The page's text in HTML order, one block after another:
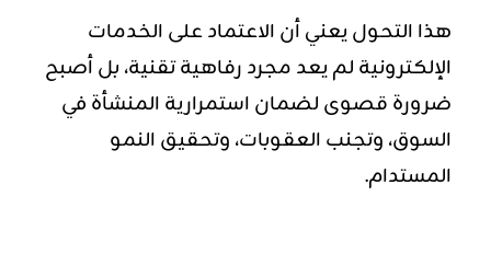
هذا التحول يعني أن الاعتماد على الخدمات
الإلكترونية لم يعد مجرد رفاهية تقنية، بل أصبح
ضرورة قصوى لضمان استمرارية المنشأة في
السوق، وتجنب العقوبات، وتحقيق النمو
المستدام.